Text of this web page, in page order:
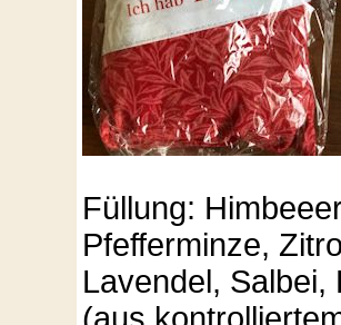
Füllung:
Pfefferminze,
Lavendel, Salbei,